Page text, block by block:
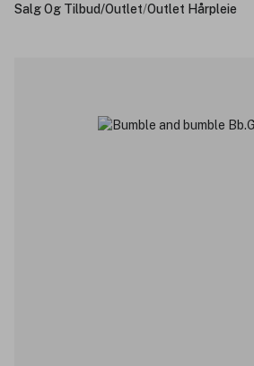
Salg Og Tilbud/Outlet/Outlet Hårpleie